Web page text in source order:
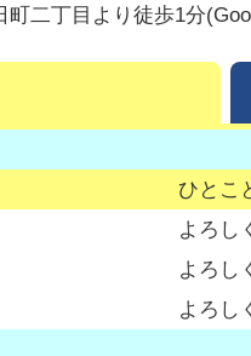
二丁目より徒歩1分
ひとこ
よろし
よろし
よろし